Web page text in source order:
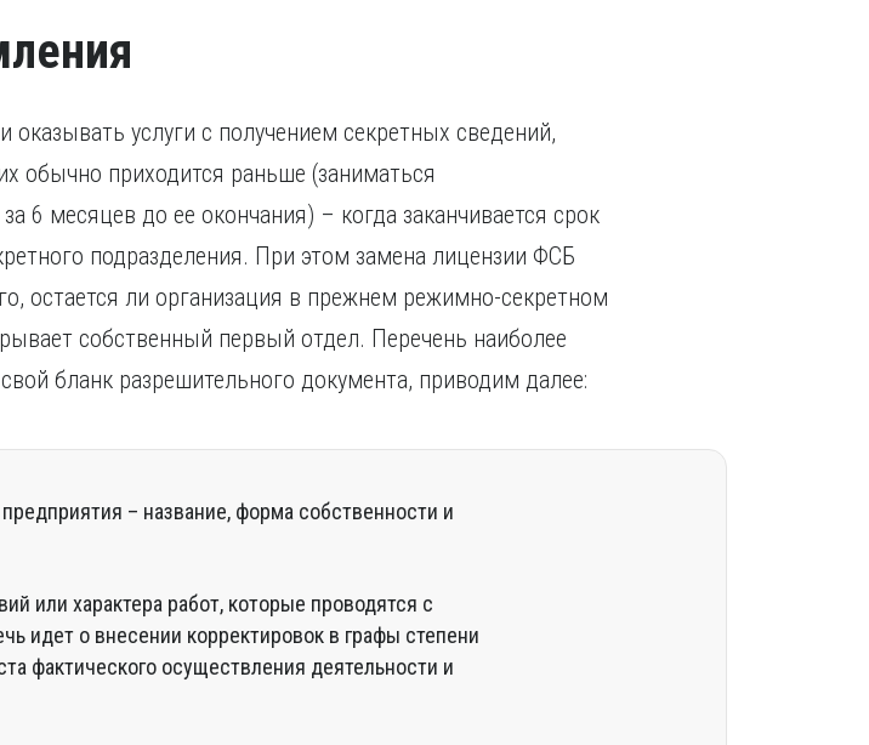
услуги с получением секретных сведений,
обычно приходится раньше (заниматься
6 месяцев до ее окончания) – когда заканчивается срок
подразделения. При этом замена лицензии ФСБ
остается ли организация в прежнем режимно-секретном
собственный первый отдел. Перечень наиболее
бланк разрешительного документа, приводим далее:
– название, форма собственности и
или характера работ, которые проводятся с
идет о внесении корректировок в графы степени
фактического осуществления деятельности и